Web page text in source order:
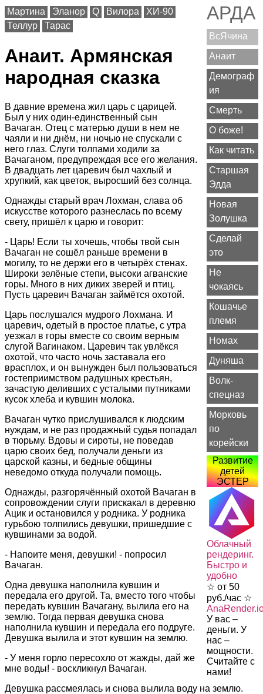
АРДА
ВсЯчина
Анаит
Демограф
ия
Смерть
О боже!
Как читать
Старшая
Эдда
Новая
Золушка
Сделай
это
Не
чокаясь
Кошачье
племя
Номах
Дуняша
Волк-
спецназ
Морковь
по
корейски
Развитие
детей
ЭСТЕР
Облачный
рендеринг.
Быстро и
удобно
☆ от 50
руб./час ☆
У вас –
деньги. У
нас –
мощности.
Считайте с
нами!
Мартина Эланор Q Вилора
ХИ-90
Теллур
Тарас
Анаит. Армянская
народная сказка
В давние времена жил царь с царицей.
Был у них один-единственный сын
Вачаган. Отец с матерью души в нем не
чаяли и ни днём, ни ночью не спускали с
него глаз. Слуги толпами ходили за
Вачаганом, предупреждая все его желания.
В двадцать лет царевич был чахлый и
хрупкий, как цветок, выросший без солнца.
Однажды старый врач Лохман, слава об
искусстве которого разнеслась по всему
свету, пришёл к царю и говорит:
- Царь! Если ты хочешь, чтобы твой сын
Вачаган не сошёл раньше времени в
могилу, то не держи его в четырёх стенах.
Широки зелёные степи, высоки агванские
горы. Много в них диких зверей и птиц.
Пусть царевич Вачаган займётся охотой.
Царь послушался мудрого Лохмана. И
царевич, одетый в простое платье, с утра
уезжал в горы вместе со своим верным
слугой Вагинаком. Царевич так увлёкся
охотой, что часто ночь заставала его
врасплох, и он вынужден был пользоваться
гостеприимством радушных крестьян,
зачастую деливших с усталыми путниками
кусок хлеба и кувшин молока.
Вачаган чутко прислушивался к людским
нуждам, и не раз продажный судья попадал
в тюрьму. Вдовы и сироты, не поведав
царю своих бед, получали деньги из
царской казны, и бедные общины
неведомо откуда получали помощь.
Однажды, разгорячённый охотой Вачаган в
сопровождении слуги прискакал в деревню
Ацик и остановился у родника. У родника
гурьбою толпились девушки, пришедшие с
кувшинами за водой.
- Напоите меня, девушки! - попросил
Вачаган.
Одна девушка наполнила кувшин и
передала его другой. Та, вместо того чтобы
передать кувшин Вачагану, вылила его на
землю. Тогда первая девушка снова
наполнила кувшин и передала его подруге.
Девушка вылила и этот кувшин на землю.
- У меня горло пересохло от жажды, дай же
мне воды! - воскликнул Вачаган.
Девушка рассмеялась и снова вылила воду на землю.